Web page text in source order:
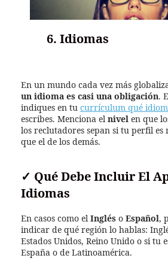
6. Idiomas
En un mundo cada vez más
un idioma es casi una obligación.
indiques en tu currículum qué
escribes. Menciona elnivel en que
los reclutadores sepan si tu perfil es
que el de los demás.
✓ Qué Debe Incluir El
Idiomas
En casos como elInglés o Español,
indicar de qué región lo hablas:
Estados Unidos, Reino Unido o si tu
España o de Latinoamérica.